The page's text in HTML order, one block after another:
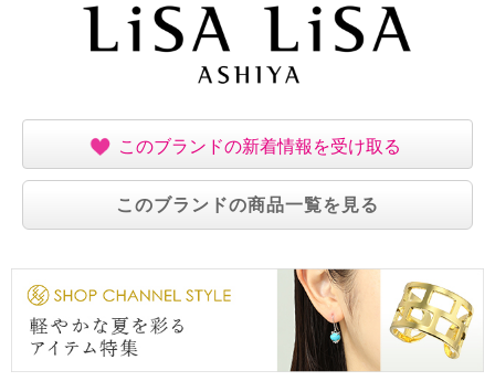
このブランドの新着情報を受け取る
このブランドの商品一覧を見る